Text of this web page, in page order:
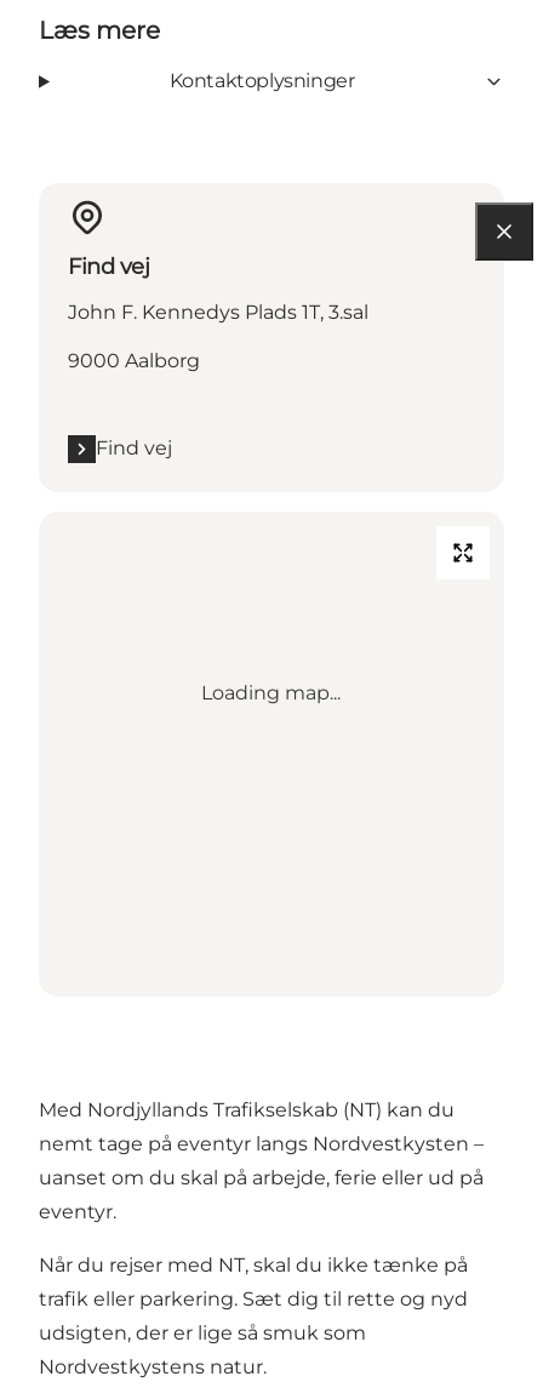
Læs mere
Kontaktoplysninger
Find vej
John F. Kennedys Plads 1T, 3.sal
9000 Aalborg
Find vej
Loading map...
Med Nordjyllands Trafikselskab (NT) kan du
nemt tage på eventyr langs Nordvestkysten –
uanset om du skal på arbejde, ferie eller ud på
eventyr.
Når du rejser med NT, skal du ikke tænke på
trafik eller parkering. Sæt dig til rette og nyd
udsigten, der er lige så smuk som
Nordvestkystens natur.